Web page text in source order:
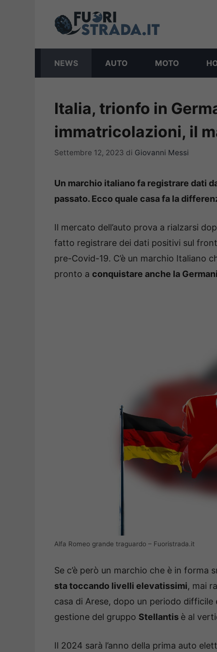
NEWS AUTO MOTO
Italia, trionfo in
immatricolazioni, il
Settembre 12, 2023 di Giovanni Messi
Un marchio italiano fa registrare dati
passato. Ecco quale casa fa la
Il mercato dell’auto prova a rialzarsi
fatto registrare dei dati positivi sul
pre-Covid-19. C’è un marchio Italiano
pronto a conquistare anche la
Alfa Romeo grande traguardo – Fuoristrada.it
Se c’è però un marchio che è in forma
sta toccando livelli elevatissimi, mai
casa di Arese, dopo un periodo
gestione del gruppo Stellantis è al
Il 2024 sarà l’anno della prima auto